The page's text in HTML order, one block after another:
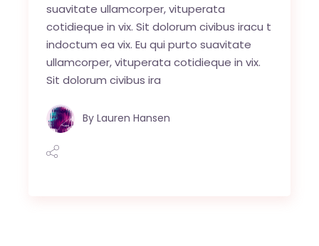
suavitate ullamcorper, vituperata
cotidieque in vix. Sit dolorum civibus iracu t
indoctum ea vix. Eu qui purto suavitate
ullamcorper, vituperata cotidieque in vix.
Sit dolorum civibus ira
By Lauren Hansen